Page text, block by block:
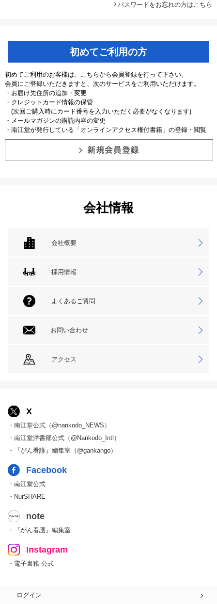
パスワードをお忘れの方はこちら
初めてご利用の方
初めてご利用のお客様は、こちらから会員登録を行って下さい。
会員にご登録いただきますと、次のサービスをご利用いただけます。
・お届け先住所の追加・変更
・クレジットカード情報の保管
(次回ご購入時にカード番号を入力いただく必要がなくなります)
・メールマガジンの購読内容の変更
・南江堂が発行している「オンラインアクセス権付書籍」の登録・閲覧
会社情報
会社概要
採用情報
よくあるご質問
お問い合わせ
アクセス
X
・南江堂公式（@nankodo_NEWS）
・南江堂洋書部公式（@Nankodo_Intl）
・『がん看護』編集室（@gankango）
Facebook
・南江堂公式
・NurSHARE
note
・『がん看護』編集室
Instagram
・電子書籍 公式
ログイン